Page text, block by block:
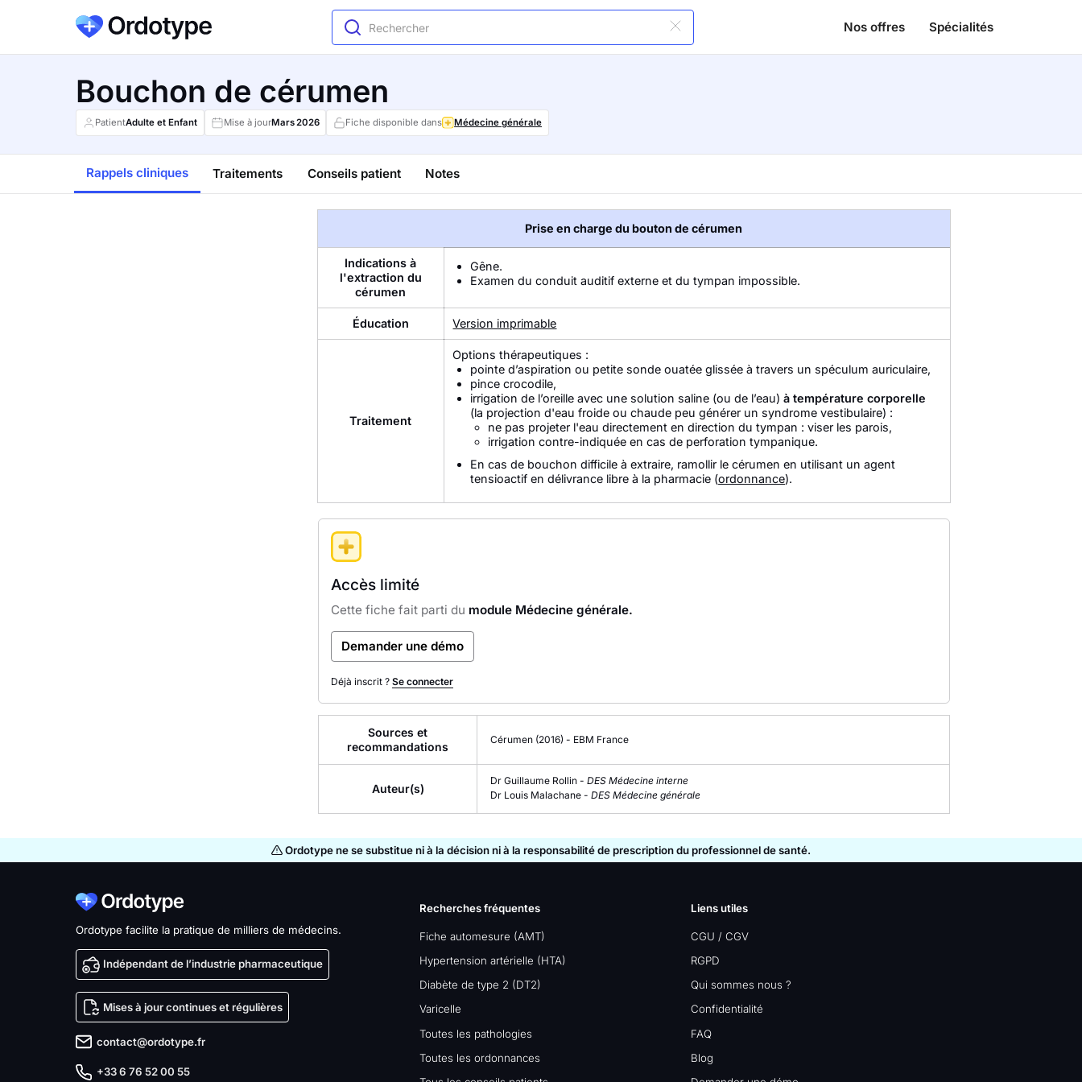
Nos offres Spécialités
Bouchon de cérumen
PatientAdulte et Enfant Mise à jourMars2026 Fiche disponible dans Médecine générale
Rappels cliniques Traitements Conseils patient Notes
Prise en charge du bouton de cérumen
Indications à
l'extraction du
cérumen
Gêne.
Examen du conduit auditif externe et du tympan impossible.
Éducation Version imprimable
Traitement
Options thérapeutiques :
pointe d’aspiration ou petite sonde ouatée glissée à travers un spéculum auriculaire,
pince crocodile,
irrigation de l’oreille avec une solution saline (ou de l’eau)à température corporelle
(la projection d'eau froide ou chaude peu générer un syndrome vestibulaire) :
ne pas projeter l'eau directement en direction du tympan : viser les parois,
irrigation contre-indiquée en cas de perforation tympanique.
En cas de bouchon difficile à extraire, ramollir le cérumen en utilisant un agent
tensioactif en délivrance libre à la pharmacie (ordonnance).
Accès limité
Cette fiche fait parti du module Médecine générale.
Demander une démo
Déjà inscrit ? Se connecter
Sources et
recommandations
Cérumen (2016) - EBM France
Auteur(s)
Dr Guillaume Rollin -DES Médecine interne
Dr Louis Malachane -DES Médecine générale
Ordotype ne se substitue ni à la décision ni à la responsabilité de prescription du professionnel de santé.
Ordotype facilite la pratique de milliers de médecins.
Indépendant de l’industrie pharmaceutique
Mises à jour continues et régulières
contact@ordotype.fr
+33 6 76 52 00 55
Recherches fréquentes
Fiche automesure (AMT)
Hypertension artérielle (HTA)
Diabète de type 2 (DT2)
Varicelle
Toutes les pathologies
Toutes les ordonnances
Liens utiles
CGU / CGV
RGPD
Qui sommes nous ?
Confidentialité
FAQ
Blog